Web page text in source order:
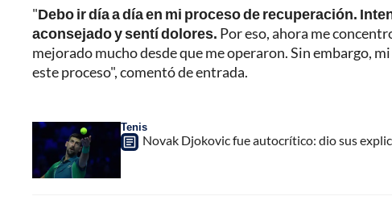
"Debo ir día a día en mi proceso de recuperación.
aconsejado y sentí dolores. Por eso, ahora me
mejorado mucho desde que me operaron. Sin embargo,
este proceso", comentó de entrada.
Tenis
Novak Djokovic fue autocrítico: dio sus